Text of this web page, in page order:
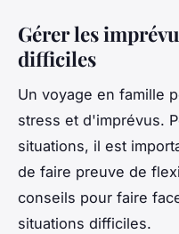
Gérer les
difficiles
Un voyage en famille
stress et d'imprévus.
situations, il est
de faire preuve de
conseils pour faire
situations difficiles.